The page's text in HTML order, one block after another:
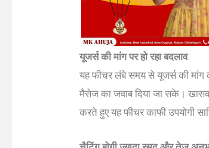
यूजर्स की मांग पर हो रहा बदलाव
यह फीचर लंबे समय से यूजर्स की मांग
मैसेज का जवाब दिया जा सके।
करते हुए यह फीचर काफी उपयोगी